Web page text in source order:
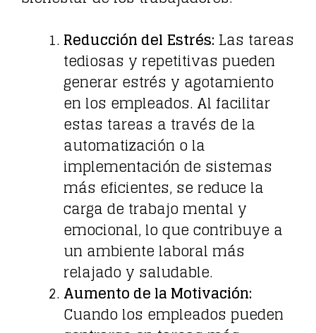
Reducción del Estrés: Las tareas
tediosas y repetitivas pueden
generar estrés y agotamiento
en los empleados. Al facilitar
estas tareas a través de la
automatización o la
implementación de sistemas
más eficientes, se reduce la
carga de trabajo mental y
emocional, lo que contribuye a
un ambiente laboral más
relajado y saludable.
Aumento de la Motivación:
Cuando los empleados pueden